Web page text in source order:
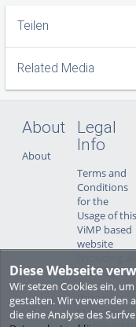
Diese Webseite
Wir setzen Cookies ein,
gestalten. Wir verwenden
die eine Analyse des
Teilen
Related Media
About
About
Legal
Info
Terms and
Conditions
for the
Usage of this
ViMP based
website
sub-pages)
Privacy
Statement